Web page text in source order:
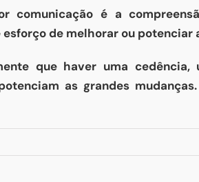
comunicação é a
de melhorar ou potenciar
que haver uma
as grandes